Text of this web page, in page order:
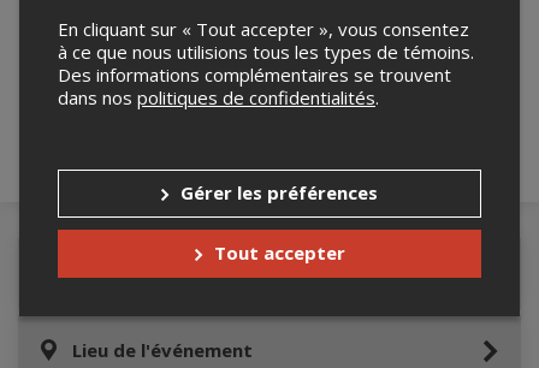
Merci de confirmer que vous n'êtes pas un
robot ci-bas.
Détails de l'événement
Lieu de l'événement
En cliquant sur « Tout accepter », vous consentez
à ce que nous utilisions tous les types de témoins.
Des informations complémentaires se trouvent
dans nos politiques de confidentialités.
Gérer les préférences
Tout accepter